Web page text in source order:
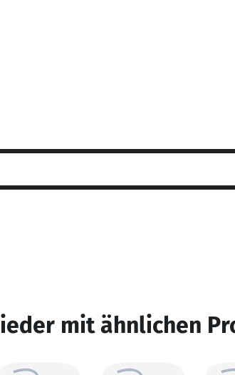
mit ähnlichen